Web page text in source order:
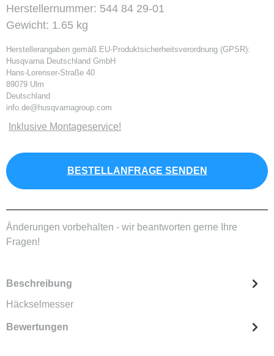
Herstellernummer: 544 84 29-01
Gewicht: 1.65 kg
Herstellerangaben gemäß EU-Produktsicherheitsverordnung (GPSR):
Husqvarna Deutschland GmbH
Hans-Lorenser-Straße 40
89079 Ulm
Deutschland
info.de@husqvarnagroup.com
Inklusive Montageservice!
BESTELLANFRAGE SENDEN
Änderungen vorbehalten - wir beantworten gerne Ihre
Fragen!
Beschreibung
Häckselmesser
Bewertungen